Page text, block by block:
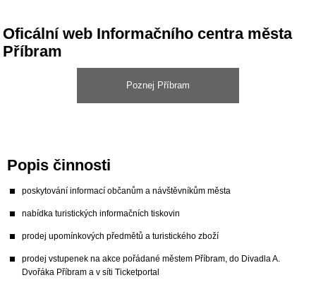
Oficální web Informačního centra města
Příbram
Poznej Příbram
Popis činnosti
poskytování informací občanům a návštěvníkům města
nabídka turistických informačních tiskovin
prodej upomínkových předmětů a turistického zboží
prodej vstupenek na akce pořádané městem Příbram, do Divadla A.
Dvořáka Příbram a v síti Ticketportal